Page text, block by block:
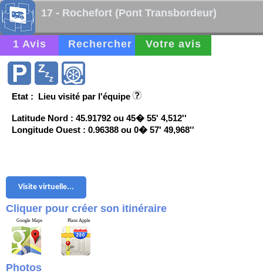
17 - Rochefort (Pont Transbordeur)
1 Avis Rechercher Votre avis
Etat : Lieu visité par l'équipe
Latitude Nord : 45.91792 ou 45� 55' 4,512''
Longitude Ouest : 0.96388 ou 0� 57' 49,968''
Visite virtuelle...
Cliquer pour créer son itinéraire
Google Maps Plans Apple
Photos